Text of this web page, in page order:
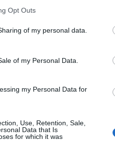
Opt Outs
of my personal data.
of my Personal Data.
my Personal Data for
Use, Retention, Sale,
Data that Is
for which it was
o zakończeniu wojny w
w nich do postępu. Nie ujawnił
że wojna z Iranem niedługo